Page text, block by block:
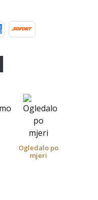
Ogledalo po
mjeri